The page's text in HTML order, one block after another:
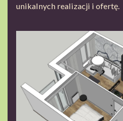
unikalnych realizacji i ofertę.